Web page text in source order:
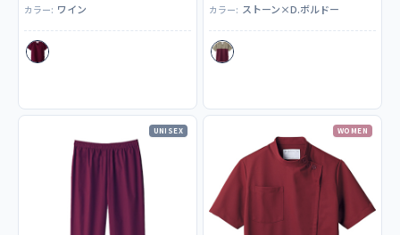
カラー: ワイン
カラー: ストーン×D.ボルドー
UNISEX WOMEN